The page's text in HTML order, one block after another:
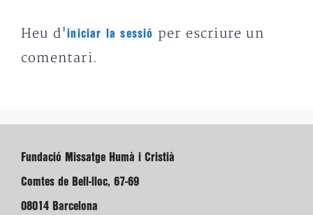
Heu d'iniciar la sessió
per escriure un
comentari.
Fundació Missatge Humà i Cristià
Comtes de Bell-lloc, 67-69
08014 Barcelona